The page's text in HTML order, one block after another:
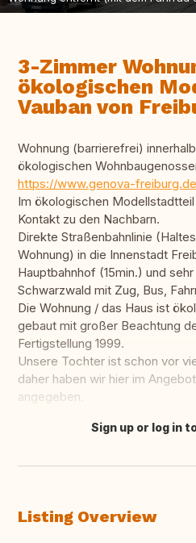
3-Zimmer
ökologischen
Vauban von
Wohnung (barrierefrei)
ökologischen
https://www.genova-
Im ökologischen Modellstadtteil
Kontakt zu den Nachbarn.
Direkte Straßenbahnlinie
Wohnung) in die Innenstadt
Hauptbahnhof (15min.) und
Schwarzwald mit Zug, Bus,
Die Wohnung / das Haus ist
gebaut mit großer Beachtung
Fertigstellung 1999.
Unsere Tochter ist schon vor
daher haben wir hier im
angegeben.
Translate this
Sign up or log in
Listing Overview